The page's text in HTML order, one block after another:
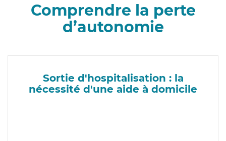
Comprendre la perte
d’autonomie
Sortie d'hospitalisation : la
nécessité d'une aide à domicile